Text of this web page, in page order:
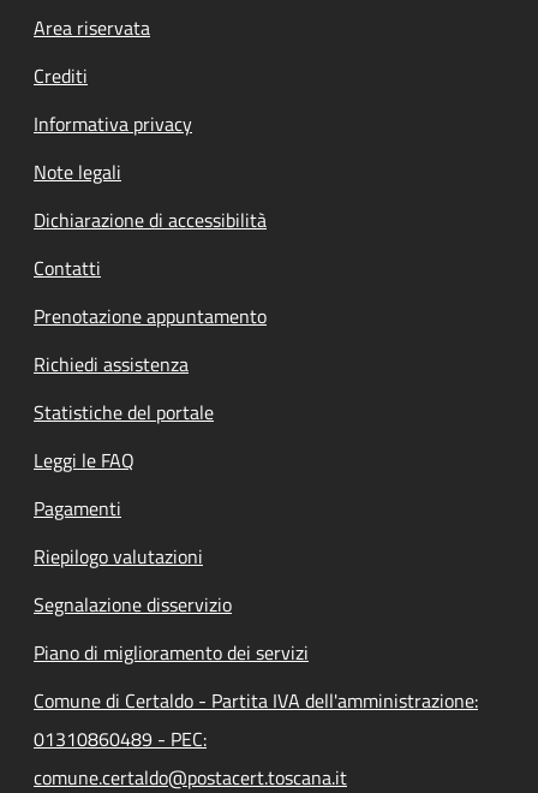
Footer menu
Area riservata
Crediti
Informativa privacy
Note legali
Dichiarazione di accessibilità
Contatti
Prenotazione appuntamento
Richiedi assistenza
Statistiche del portale
Leggi le FAQ
Pagamenti
Riepilogo valutazioni
Segnalazione disservizio
Piano di miglioramento dei servizi
Comune di Certaldo - Partita IVA dell'amministrazione:
01310860489 - PEC:
comune.certaldo@postacert.toscana.it